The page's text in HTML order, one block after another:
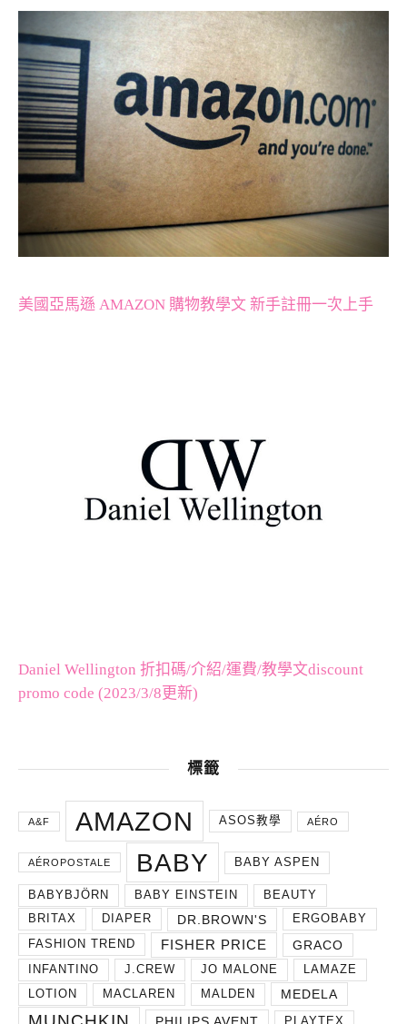
美國亞馬遜 AMAZON 購物教學文 新手註冊一次上手
Daniel Wellington 折扣碼/介紹/運費/教學文discount
promo code (2023/3/8更新)
標籤
A&F AMAZON ASOS教學 AÉRO
AÉROPOSTALE BABY BABY ASPEN
BABYBJÖRN BABY EINSTEIN
BEAUTY
BRITAX
DIAPER DR.BROWN'S
ERGOBABY
FASHION TREND
FISHER PRICE GRACO
INFANTINO J.CREW JO MALONE
LAMAZE
LOTION
MACLAREN MALDEN MEDELA
PLAYTEX